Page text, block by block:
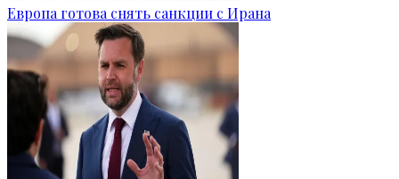
Европа готова снять санкции с Ирана